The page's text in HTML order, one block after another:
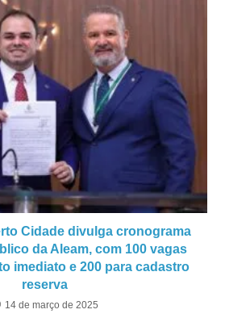
Cidade divulga cronograma
da Aleam, com 100 vagas
imediato e 200 para cadastro
reserva
14 de março de 2025